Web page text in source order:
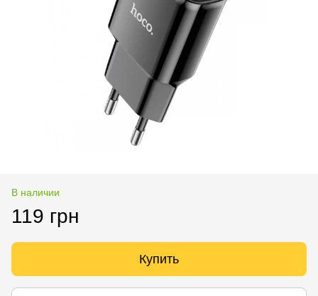
В наличии
119 грн
Купить